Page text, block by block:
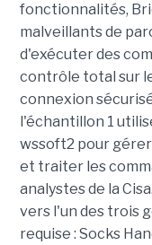
fonctionnalités,
malveillants de
d'exécuter des
contrôle total sur
connexion
l'échantillon 1
wssoft2 pour
et traiter les
analystes de la
vers l'un des trois
requise : Socks